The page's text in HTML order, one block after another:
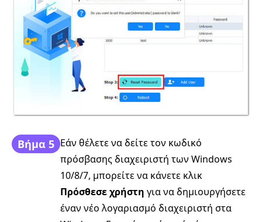
Βήμα 5 Εάν θέλετε να δείτε τον κωδικό
πρόσβασης διαχειριστή των Windows
10/8/7, μπορείτε να κάνετε κλικ
Πρόσθεσε χρήστη για να δημιουργήσετε
έναν νέο λογαριασμό διαχειριστή στα